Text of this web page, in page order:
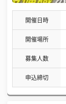
開催日時
開催場所
募集人数
申込締切